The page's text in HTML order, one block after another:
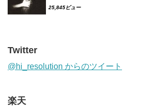
25,845ビュー
Twitter
@hi_resolution からのツイート
楽天